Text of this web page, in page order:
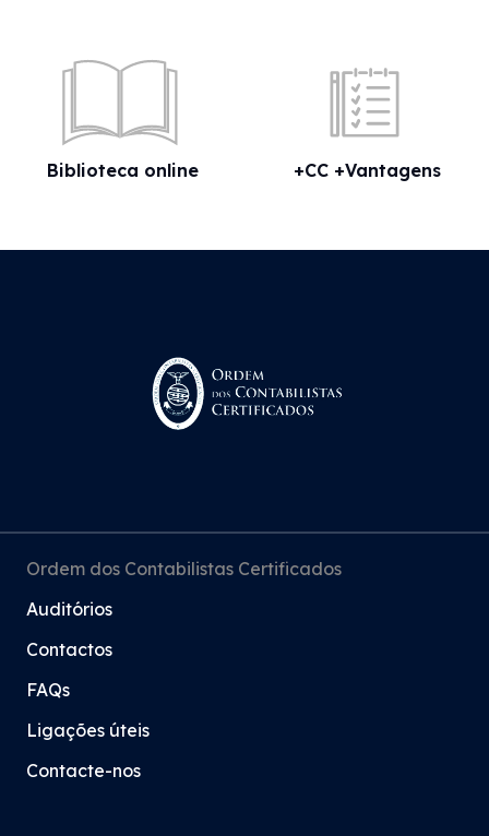
Biblioteca online +CC +Vantagens
Ordem dos Contabilistas Certificados
Auditórios
Contactos
FAQs
Ligações úteis
Contacte-nos